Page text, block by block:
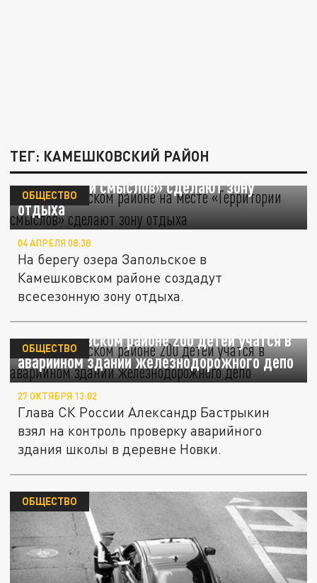
ТЕГ: КАМЕШКОВСКИЙ РАЙОН
В Камешковском районе на месте
«Территории смыслов» сделают зону
отдыха
ОБЩЕСТВО
04 АПРЕЛЯ 08:38
На берегу озера Запольское в
Камешковском районе создадут
всесезонную зону отдыха.
В Камешковском районе 200 детей учатся в
аварийном здании железнодорожного депо
ОБЩЕСТВО
27 ОКТЯБРЯ 13:02
Глава СК России Александр Бастрыкин
взял на контроль проверку аварийного
здания школы в деревне Новки.
ОБЩЕСТВО